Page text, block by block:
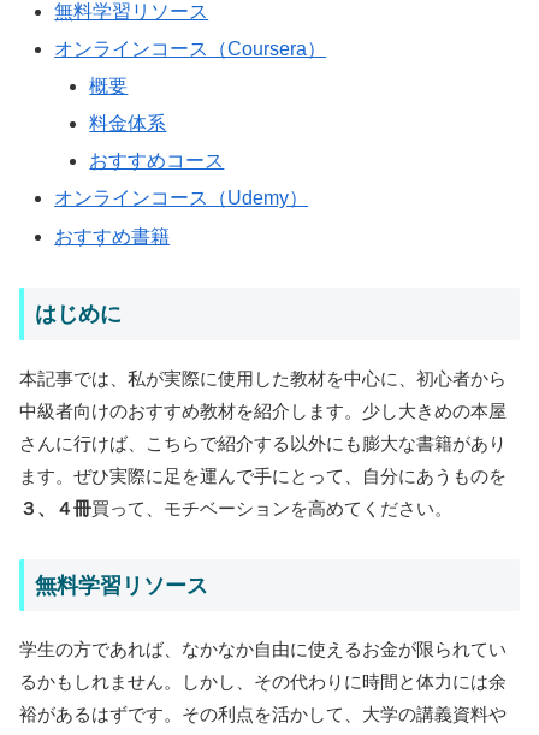
無料学習リソース
オンラインコース（Coursera）
概要
料金体系
おすすめコース
オンラインコース（Udemy）
おすすめ書籍
はじめに
本記事では、私が実際に使用した教材を中心に、初心者から
中級者向けのおすすめ教材を紹介します。少し大きめの本屋
さんに行けば、こちらで紹介する以外にも膨大な書籍があり
ます。ぜひ実際に足を運んで手にとって、自分にあうものを
３、４冊買って、モチベーションを高めてください。
無料学習リソース
学生の方であれば、なかなか自由に使えるお金が限られてい
るかもしれません。しかし、その代わりに時間と体力には余
裕があるはずです。その利点を活かして、大学の講義資料や